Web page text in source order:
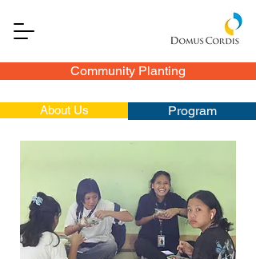
Community Planting
About Us Program